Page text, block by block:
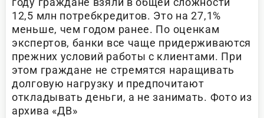
12,5 млн потребкредитов. Это на 27,1%
меньше, чем годом ранее. По оценкам
экспертов, банки все чаще придерживаются
прежних условий работы с клиентами. При
этом граждане не стремятся наращивать
долговую нагрузку и предпочитают
откладывать деньги, а не занимать. Фото из
архива «ДВ»